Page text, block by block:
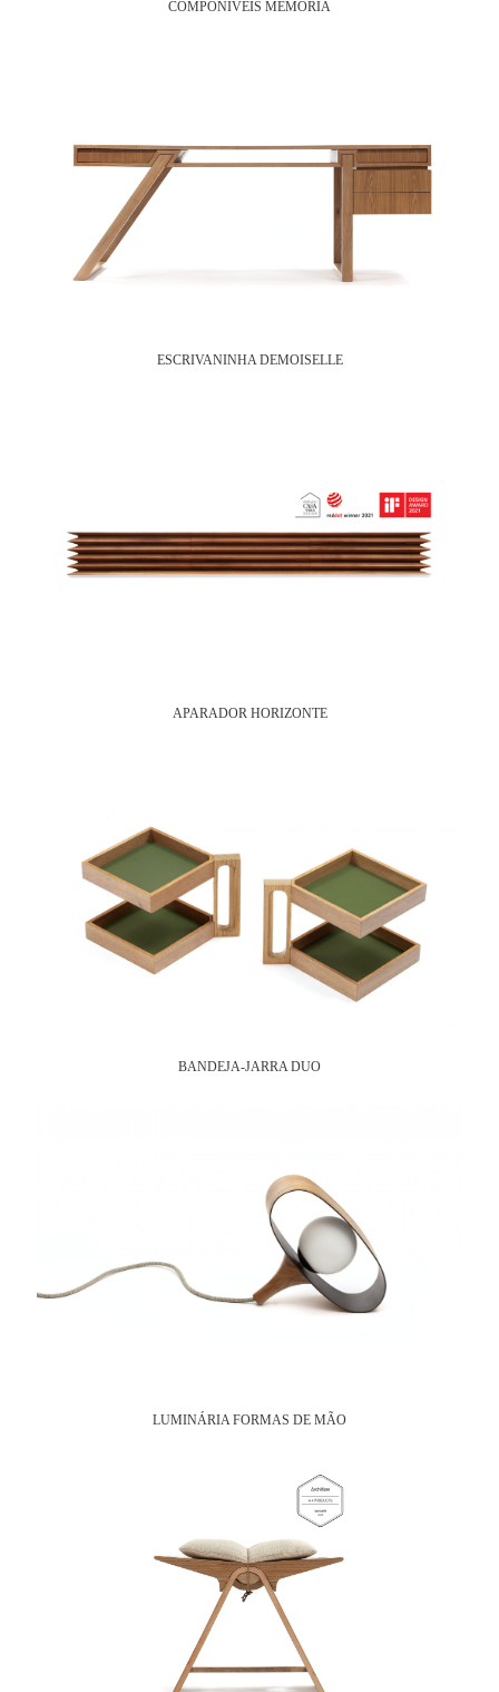
COMPONÍVEIS MEMÓRIA
ESCRIVANINHA DEMOISELLE
APARADOR HORIZONTE
BANDEJA-JARRA DUO
LUMINÁRIA FORMAS DE MÃO